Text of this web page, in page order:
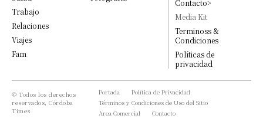
Trabajo
Relaciones
Viajes
Fam
Contacto>
Media Kit
Terminoss &
Condiciones
Políticas de
privacidad
© Todos los derechos
reservados, Córdoba
Times
Portada
Política de Privacidad
Términos y Condiciones de Uso del Sitio
Area Comercial
Contacto